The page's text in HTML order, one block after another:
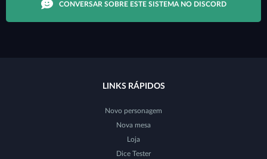
CONVERSAR SOBRE ESTE SISTEMA NO DISCORD
LINKS RÁPIDOS
Novo personagem
Nova mesa
Loja
Dice Tester